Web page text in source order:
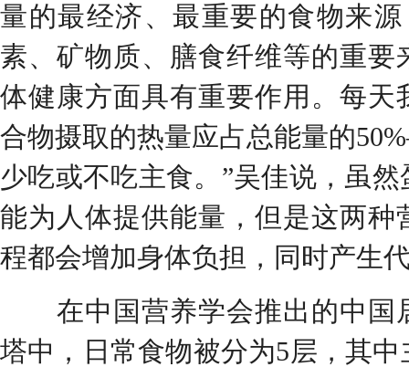
量的最经济、最重要的食物来
素、矿物质、膳食纤维等的重要
体健康方面具有重要作用。每天
合物摄取的热量应占总能量的
少吃或不吃主食。”吴佳说，虽
能为人体提供能量，但是这两种
程都会增加身体负担，同时产生
在中国营养学会推出的中国
塔中，日常食物被分为5层，其